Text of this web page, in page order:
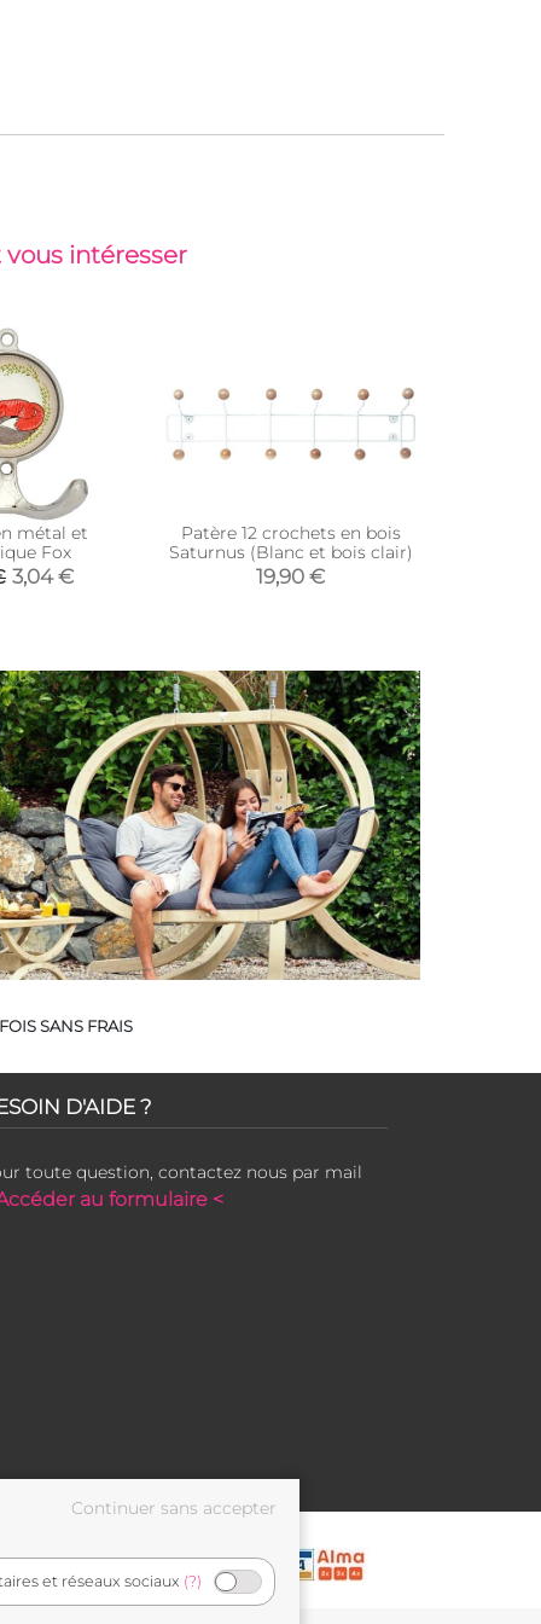
intéresser
métal et
Fox
3,04 €
Patère 12 crochets en bois
Saturnus (Blanc et bois clair)
19,90 €
SANS FRAIS
D'AIDE ?
toute question, contactez nous par mail
au formulaire <
et réseaux sociaux (?)